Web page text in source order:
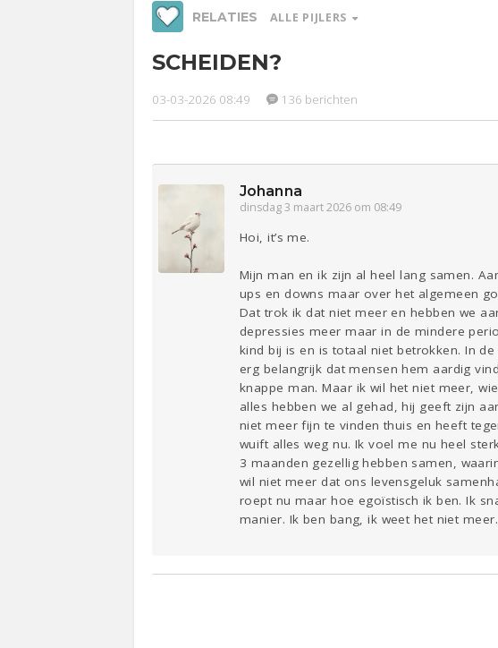
RELATIES ALLE PIJLERS
SCHEIDEN?
03-03-2026 08:49 136 berichten
Johanna
dinsdag 3 maart 2026 om 08:49
Hoi, it’s me.
Mijn man en ik zijn al heel lang samen.
ups en downs maar over het algemeen
Dat trok ik dat niet meer en hebben we
depressies meer maar in de mindere
kind bij is en is totaal niet betrokken. In
erg belangrijk dat mensen hem aardig
knappe man. Maar ik wil het niet meer,
alles hebben we al gehad, hij geeft zijn
niet meer fijn te vinden thuis en heeft
wuift alles weg nu. Ik voel me nu heel
3 maanden gezellig hebben samen,
wil niet meer dat ons levensgeluk
roept nu maar hoe egoïstisch ik ben. Ik
manier. Ik ben bang, ik weet het niet